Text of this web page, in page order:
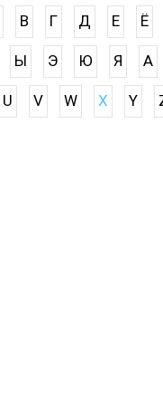
В Г Д Е Ё
Ы Э Ю Я A
U V W X Y